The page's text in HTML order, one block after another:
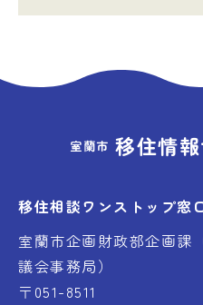
室蘭市 移住情
移住相談ワンストップ窓
室蘭市企画財政部企画課
議会事務局）
〒051-8511